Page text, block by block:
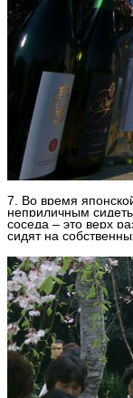
7. Во время
неприличным
соседа – это верх
сидят на